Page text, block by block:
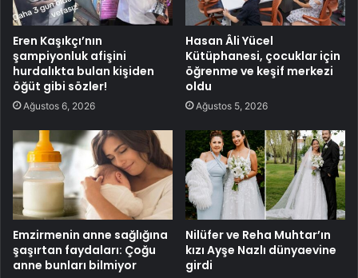
Eren Kaşıkçı’nın
şampiyonluk afişini
hurdalıkta bulan kişiden
öğüt gibi sözler!
Ağustos 6, 2026
Hasan Âli Yücel
Kütüphanesi, çocuklar için
öğrenme ve keşif merkezi
oldu
Ağustos 5, 2026
Emzirmenin anne sağlığına
şaşırtan faydaları: Çoğu
anne bunları bilmiyor
Nilüfer ve Reha Muhtar’ın
kızı Ayşe Nazlı dünyaevine
girdi